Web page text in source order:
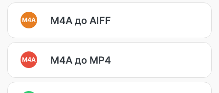
M4A M4A до AIFF
M4A M4A до MP4